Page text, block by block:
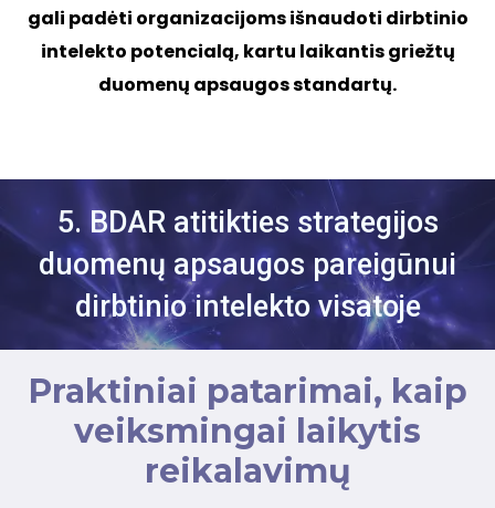
gali padėti organizacijoms išnaudoti dirbtinio
intelekto potencialą, kartu laikantis griežtų
duomenų apsaugos standartų.
5. BDAR atitikties strategijos
duomenų apsaugos pareigūnui
dirbtinio intelekto visatoje
Praktiniai patarimai, kaip
veiksmingai laikytis
reikalavimų